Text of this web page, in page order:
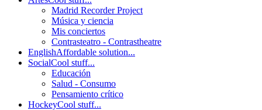
Madrid Recorder Project
Música y ciencia
Mis conciertos
Contrasteatro - Contrastheatre
EnglishAffordable solution...
SocialCool stuff...
Educación
Salud - Consumo
Pensamiento crítico
HockeyCool stuff...